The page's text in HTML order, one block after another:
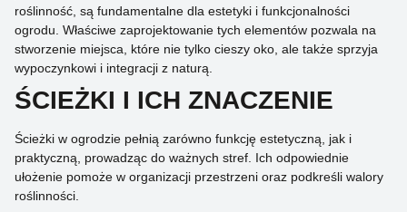
roślinność, są fundamentalne dla estetyki i funkcjonalności
ogrodu. Właściwe zaprojektowanie tych elementów pozwala na
stworzenie miejsca, które nie tylko cieszy oko, ale także sprzyja
wypoczynkowi i integracji z naturą.
ŚCIEŻKI I ICH ZNACZENIE
Ścieżki w ogrodzie pełnią zarówno funkcję estetyczną, jak i
praktyczną, prowadząc do ważnych stref. Ich odpowiednie
ułożenie pomoże w organizacji przestrzeni oraz podkreśli walory
roślinności.